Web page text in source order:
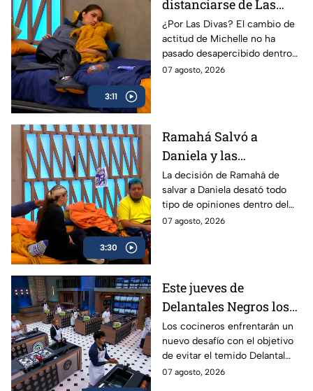
3:11
distanciarse de Las
Divas le ha caído bien a
Michelle, quien
asegura que hay
cambios positivos en
¿Por Las Divas? El cambio de
actitud de Michelle no ha
pasado desapercibido dentro
de MasterChef 24/7.
07 agosto, 2026
3:30
Ramahá Salvó a
Daniela y las
reacciones dentro de
MasterChef 24/7 no se
hicieron esperar, ¿Fue
la mejor decisión?
La decisión de Ramahá de
salvar a Daniela desató todo
tipo de opiniones dentro del
Universo MasterChef 24/7.
07 agosto, 2026
Este jueves de
Delantales Negros los
Cocineros jugarán su
suerte con dos Retos
muy especiales en
MasterChef 24/7
Los cocineros enfrentarán un
nuevo desafío con el objetivo
de evitar el temido Delantal
Negro en MasterChef 24/7.
07 agosto, 2026